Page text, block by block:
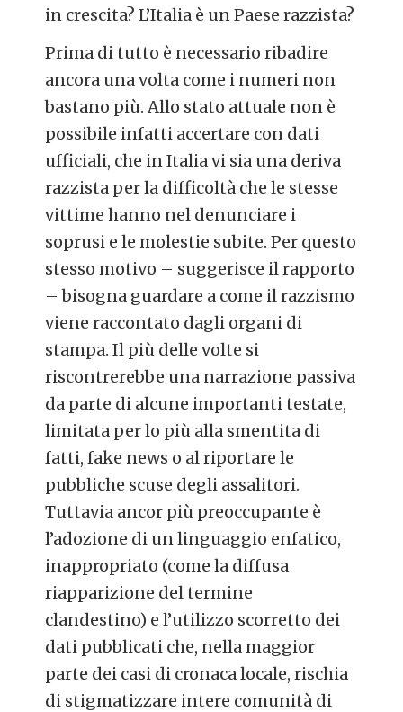
in crescita? L’Italia è un Paese razzista?
Prima di tutto è necessario ribadire
ancora una volta come i numeri non
bastano più. Allo stato attuale non è
possibile infatti accertare con dati
ufficiali, che in Italia vi sia una deriva
razzista per la difficoltà che le stesse
vittime hanno nel denunciare i
soprusi e le molestie subite. Per questo
stesso motivo – suggerisce il rapporto
– bisogna guardare a come il razzismo
viene raccontato dagli organi di
stampa. Il più delle volte si
riscontrerebbe una narrazione passiva
da parte di alcune importanti testate,
limitata per lo più alla smentita di
fatti, fake news o al riportare le
pubbliche scuse degli assalitori.
Tuttavia ancor più preoccupante è
l’adozione di un linguaggio enfatico,
inappropriato (come la diffusa
riapparizione del termine
clandestino) e l’utilizzo scorretto dei
dati pubblicati che, nella maggior
parte dei casi di cronaca locale, rischia
di stigmatizzare intere comunità di